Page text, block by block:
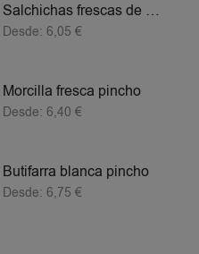
Salchichas frescas de Pollo
Desde: 6,05 €
Morcilla fresca pincho
Desde: 6,40 €
Butifarra blanca pincho
Desde: 6,75 €